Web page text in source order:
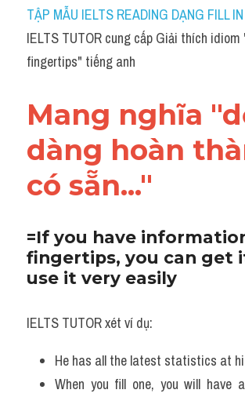
Idiom
Grammar
Word form
Cách dùng từ
Phân biệt từ
Speaking
Reading
Vocabulary
TẬP MẪU IELTS READING DẠNG FILL
IELTS TUTOR cung cấp Giải thích
fingertips" tiếng anh
Mang nghĩa
dàng hoàn
có sẵn..."
​=If you have
fingertips, you can get
use it very easily
IELTS TUTOR xét ví dụ:
He has all the latest statistics at
When you fill one, you will have